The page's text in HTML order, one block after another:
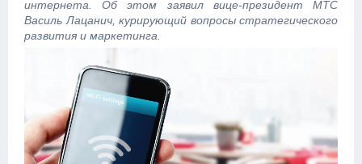
интернета. Об этом заявил вице-президент МТС
Василь Лацанич, курирующий вопросы стратегического
развития и маркетинга.